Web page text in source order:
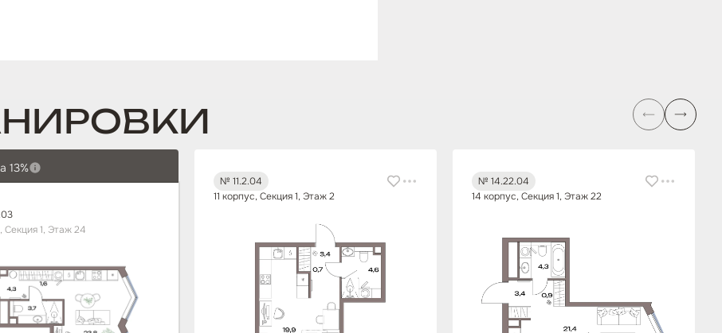
13%
Секция 1, Этаж 24
№ 11.2.04
11 корпус, Секция 1, Этаж 2
№ 14.22.04
14 корпус, Секция 1, Этаж 22